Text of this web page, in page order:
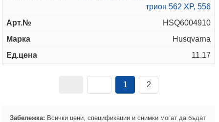
трион 562 XP, 556
HSQ6004910
Husqvarna
11.17
1 2
Забележка: Всички цени, спецификации и снимки могат да бъдат